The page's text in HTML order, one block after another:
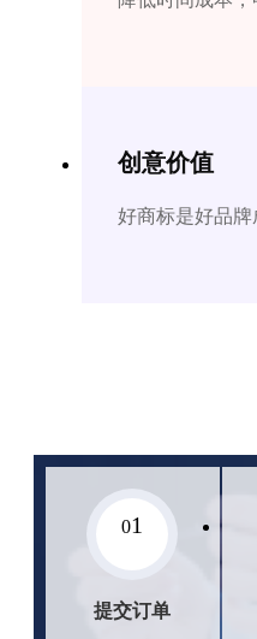
创意价值
好商标是好品
01
提交订单